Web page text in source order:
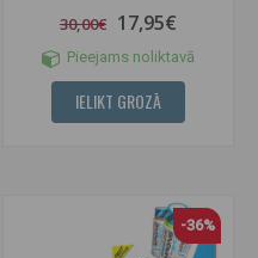
30,00€ 17,95€
Pieejams noliktavā
IELIKT GROZĀ
-36%